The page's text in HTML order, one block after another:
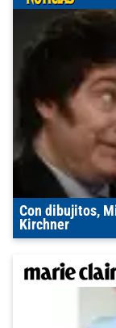
Con dibujitos,
Kirchner